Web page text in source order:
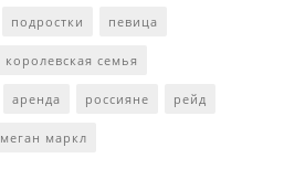
подростки певица
королевская семья
аренда россияне рейд
меган маркл